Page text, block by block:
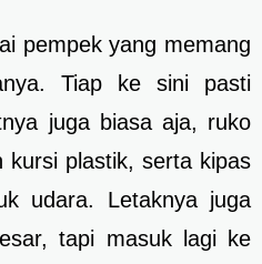
pempek yang memang
Tiap ke sini pasti
juga biasa aja, ruko
kursi plastik, serta kipas
udara. Letaknya juga
tapi masuk lagi ke